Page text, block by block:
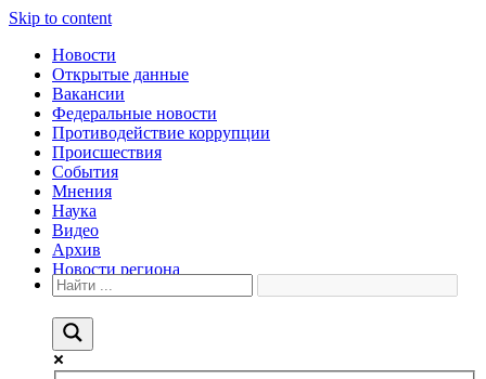
Skip to content
Новости
Открытые данные
Вакансии
Федеральные новости
Противодействие коррупции
Происшествия
События
Мнения
Наука
Видео
Архив
Новости региона